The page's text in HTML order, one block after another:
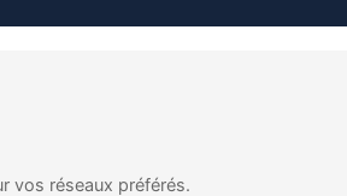
vos réseaux préférés.